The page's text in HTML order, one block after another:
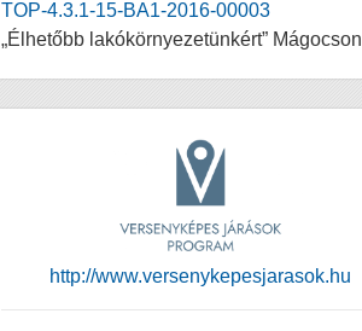
TOP-4.3.1-15-BA1-2016-00003
„Élhetőbb lakókörnyezetünkért” Mágocson
http://www.versenykepesjarasok.hu